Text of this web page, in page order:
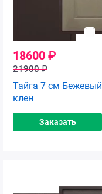
18600 ₽
21900₽
Тайга 7 см Бежевый
клен
Заказать